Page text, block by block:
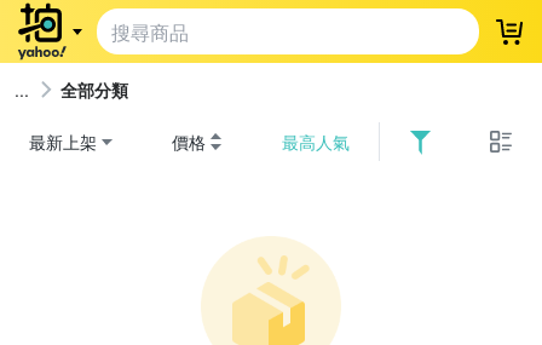
登
全部分類
最新上架 價格 最高人氣